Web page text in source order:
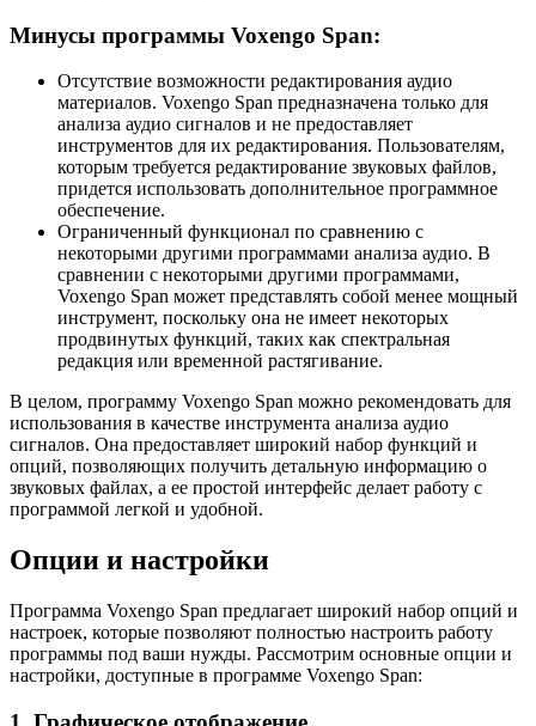
Минусы программы Voxengo Span:
Отсутствие возможности редактирования аудио
материалов. Voxengo Span предназначена только для
анализа аудио сигналов и не предоставляет
инструментов для их редактирования. Пользователям,
которым требуется редактирование звуковых файлов,
придется использовать дополнительное программное
обеспечение.
Ограниченный функционал по сравнению с
некоторыми другими программами анализа аудио. В
сравнении с некоторыми другими программами,
Voxengo Span может представлять собой менее мощный
инструмент, поскольку она не имеет некоторых
продвинутых функций, таких как спектральная
редакция или временной растягивание.
В целом, программу Voxengo Span можно рекомендовать для
использования в качестве инструмента анализа аудио
сигналов. Она предоставляет широкий набор функций и
опций, позволяющих получить детальную информацию о
звуковых файлах, а ее простой интерфейс делает работу с
программой легкой и удобной.
Опции и настройки
Программа Voxengo Span предлагает широкий набор опций и
настроек, которые позволяют полностью настроить работу
программы под ваши нужды. Рассмотрим основные опции и
настройки, доступные в программе Voxengo Span: